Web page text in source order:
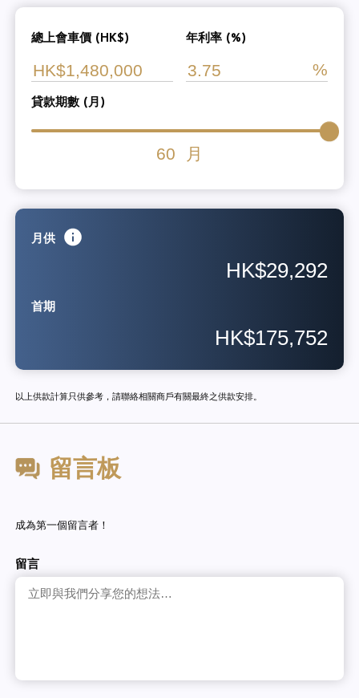
總上會車價 (HK$) 年利率 (%)
貸款期數 (月)
60 月
月供
HK$29,292
首期
HK$175,752
以上供款計算只供參考，請聯絡相關商戶有關最終之供款安排。
留言板
成為第一個留言者！
留言